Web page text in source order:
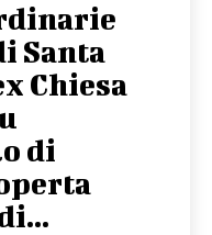
Santa
Chiesa
di